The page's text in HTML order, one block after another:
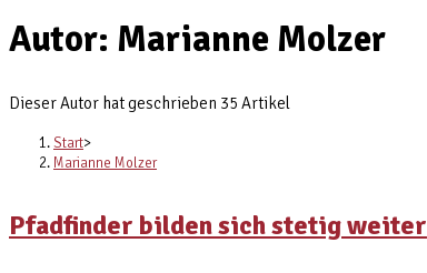
Autor: Marianne Molzer
Dieser Autor hat geschrieben 35 Artikel
Start>
Marianne Molzer
Pfadfinder bilden sich stetig weiter